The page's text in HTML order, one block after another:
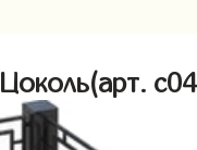
Цоколь(арт.